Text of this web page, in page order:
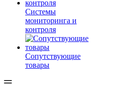
Системы
мониторинга и
контроля
Сопутствующие
товары